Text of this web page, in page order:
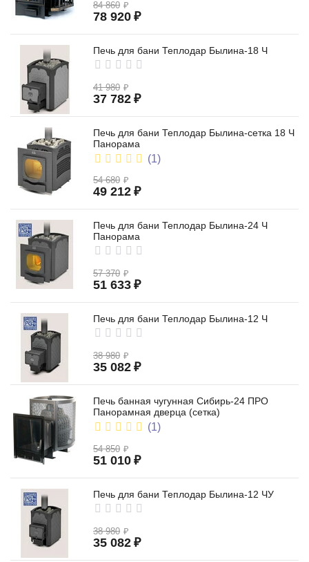
84 860 ₽
78 920 ₽
Печь для бани Теплодар Былина-18 Ч
41 980 ₽
37 782 ₽
Печь для бани Теплодар Былина-сетка 18 Ч
Панорама
(1)
54 680 ₽
49 212 ₽
Печь для бани Теплодар Былина-24 Ч
Панорама
57 370 ₽
51 633 ₽
Печь для бани Теплодар Былина-12 Ч
38 980 ₽
35 082 ₽
Печь банная чугунная Сибирь-24 ПРО
Панорамная дверца (сетка)
(1)
54 850 ₽
51 010 ₽
Печь для бани Теплодар Былина-12 ЧУ
38 980 ₽
35 082 ₽